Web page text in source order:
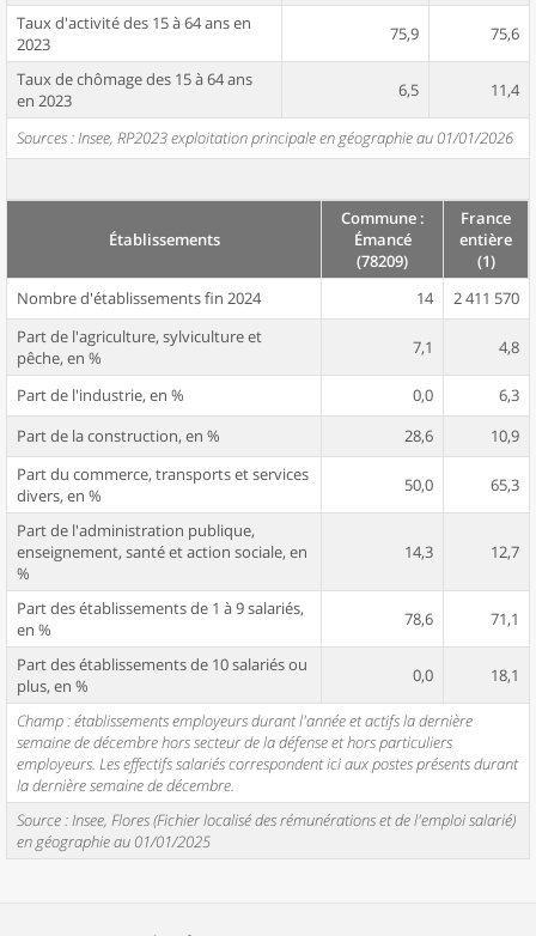
Taux d'activité des 15 à 64 ans en
2023
75,9 75,6
Taux de chômage des 15 à 64 ans
en 2023
6,5 11,4
Sources : Insee, RP2023 exploitation principale en géographie au 01/01/2026
Établissements
Commune :
Émancé
(78209)
France
entière
(1)
Nombre d'établissements fin 2024
14
2 411 570
Part de l'agriculture, sylviculture et
pêche, en %
7,1 4,8
Part de l'industrie, en % 0,0
6,3
Part de la construction, en %
28,6
10,9
Part du commerce, transports et services
divers, en %
50,0 65,3
Part de l'administration publique,
enseignement, santé et action sociale, en
%
14,3 12,7
Part des établissements de 1 à 9 salariés,
en %
78,6 71,1
Part des établissements de 10 salariés ou
plus, en %
0,0 18,1
Champ : établissements employeurs durant l'année et actifs la dernière
semaine de décembre hors secteur de la défense et hors particuliers
employeurs. Les effectifs salariés correspondent ici aux postes présents durant
la dernière semaine de décembre.
Source : Insee, Flores (Fichier localisé des rémunérations et de l'emploi salarié)
en géographie au 01/01/2025